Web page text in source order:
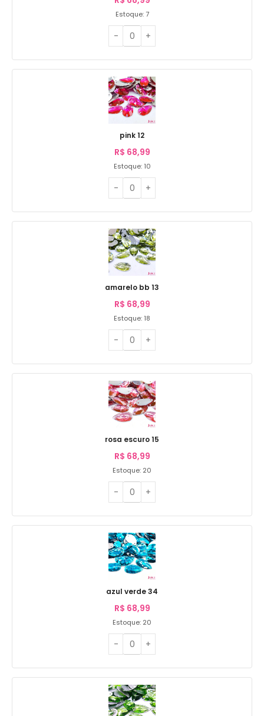
Estoque: 7
pink 12
R$ 68,99
Estoque: 10
amarelo bb 13
R$ 68,99
Estoque: 18
rosa escuro 15
R$ 68,99
Estoque: 20
azul verde 34
R$ 68,99
Estoque: 20